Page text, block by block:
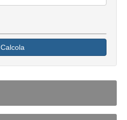
Calcola